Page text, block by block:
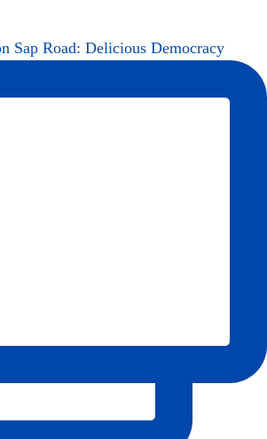
Sap Road: Delicious Democracy